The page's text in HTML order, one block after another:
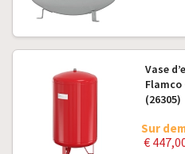
Vase
Flamco
(26305)
Sur
€